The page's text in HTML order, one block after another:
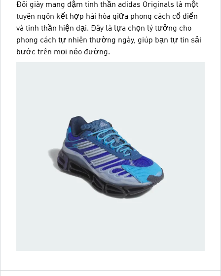
Đôi giày mang đậm tinh thần adidas Originals là một
tuyên ngôn kết hợp hài hòa giữa phong cách cổ điển
và tinh thần hiện đại. Đây là lựa chọn lý tưởng cho
phong cách tự nhiên thường ngày, giúp bạn tự tin sải
bước trên mọi nẻo đường.